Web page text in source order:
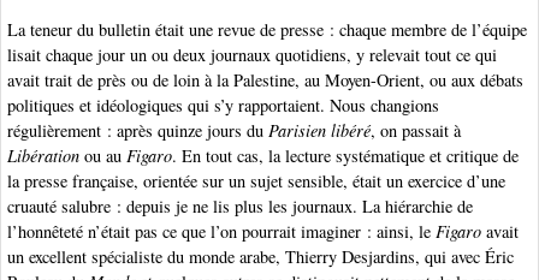
La teneur du bulletin était une revue de presse : chaque membre de l’équipe
lisait chaque jour un ou deux journaux quotidiens, y relevait tout ce qui
avait trait de près ou de loin à la Palestine, au Moyen-Orient, ou aux débats
politiques et idéologiques qui s’y rapportaient. Nous changions
régulièrement : après quinze jours du Parisien libéré, on passait à
Libération ou au Figaro. En tout cas, la lecture systématique et critique de
la presse française, orientée sur un sujet sensible, était un exercice d’une
cruauté salubre : depuis je ne lis plus les journaux. La hiérarchie de
l’honnêteté n’était pas ce que l’on pourrait imaginer : ainsi, le Figaro avait
un excellent spécialiste du monde arabe, Thierry Desjardins, qui avec Éric